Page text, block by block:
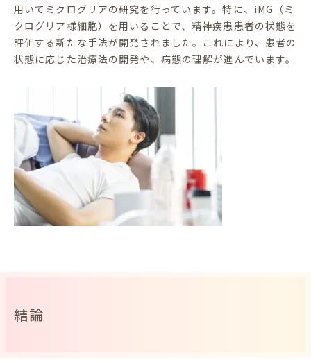
用いてミクログリアの研究を行っています。特に、iMG（ミ
クログリア様細胞）を用いることで、精神疾患患者の状態を
評価する新たな手法が開発されました。これにより、患者の
状態に応じた治療法の開発や、病態の理解が進んでいます。
結論